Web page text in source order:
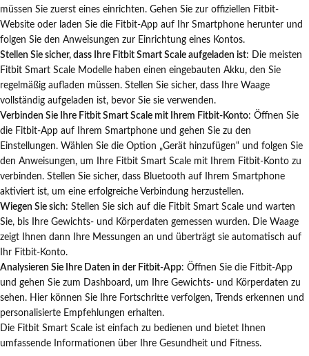
müssen Sie zuerst eines einrichten. Gehen Sie zur offiziellen Fitbit-
Website oder laden Sie die Fitbit-App auf Ihr Smartphone herunter und
folgen Sie den Anweisungen zur Einrichtung eines Kontos.
Stellen Sie sicher, dass Ihre Fitbit Smart Scale aufgeladen ist: Die meisten
Fitbit Smart Scale Modelle haben einen eingebauten Akku, den Sie
regelmäßig aufladen müssen. Stellen Sie sicher, dass Ihre Waage
vollständig aufgeladen ist, bevor Sie sie verwenden.
Verbinden Sie Ihre Fitbit Smart Scale mit Ihrem Fitbit-Konto: Öffnen Sie
die Fitbit-App auf Ihrem Smartphone und gehen Sie zu den
Einstellungen. Wählen Sie die Option „Gerät hinzufügen“ und folgen Sie
den Anweisungen, um Ihre Fitbit Smart Scale mit Ihrem Fitbit-Konto zu
verbinden. Stellen Sie sicher, dass Bluetooth auf Ihrem Smartphone
aktiviert ist, um eine erfolgreiche Verbindung herzustellen.
Wiegen Sie sich: Stellen Sie sich auf die Fitbit Smart Scale und warten
Sie, bis Ihre Gewichts- und Körperdaten gemessen wurden. Die Waage
zeigt Ihnen dann Ihre Messungen an und überträgt sie automatisch auf
Ihr Fitbit-Konto.
Analysieren Sie Ihre Daten in der Fitbit-App: Öffnen Sie die Fitbit-App
und gehen Sie zum Dashboard, um Ihre Gewichts- und Körperdaten zu
sehen. Hier können Sie Ihre Fortschritte verfolgen, Trends erkennen und
personalisierte Empfehlungen erhalten.
Die Fitbit Smart Scale ist einfach zu bedienen und bietet Ihnen
umfassende Informationen über Ihre Gesundheit und Fitness.